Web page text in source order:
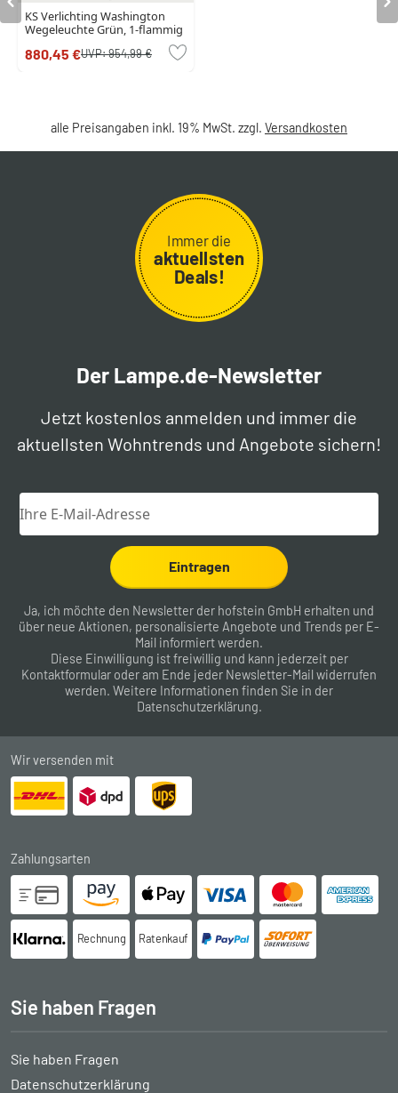
KS Verlichting Washington
Wegeleuchte Grün, 1-flammig
880,45 €UVP:954,99 €
alle Preisangaben inkl. 19% MwSt. zzgl. Versandkosten
Immer die
aktuellsten
Deals!
Der Lampe.de-Newsletter
Jetzt kostenlos anmelden und immer die
aktuellsten Wohntrends und Angebote sichern!
Eintragen
Ja, ich möchte den Newsletter der hofstein GmbH erhalten und
über neue Aktionen, personalisierte Angebote und Trends per E-
Mail informiert werden.
Diese Einwilligung ist freiwillig und kann jederzeit per
Kontaktformular oder am Ende jeder Newsletter-Mail widerrufen
werden. Weitere Informationen finden Sie in der
Datenschutzerklärung.
Wir versenden mit
Zahlungsarten
Rechnung Ratenkauf
Sie haben Fragen
Sie haben Fragen
Datenschutzerklärung